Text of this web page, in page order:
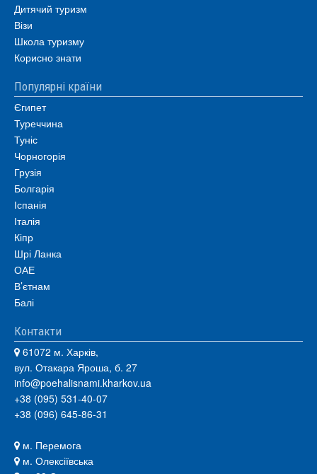
Дитячий туризм
Візи
Школа туризму
Корисно знати
Популярні країни
Єгипет
Туреччина
Туніс
Чорногорія
Грузія
Болгарія
Іспанія
Італія
Кіпр
Шрі Ланка
ОАЕ
В’єтнам
Балі
Контакти
61072 м. Харків,
вул. Отакара Яроша, б. 27
info@poehalisnami.kharkov.ua
+38 (095) 531-40-07
+38 (096) 645-86-31
м. Перемога
м. Олексіївська